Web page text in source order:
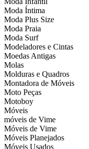
Moda Íntima
Moda Plus Size
Moda Praia
Moda Surf
Modeladores e Cintas
Moedas Antigas
Molas
Molduras e Quadros
Montadora de Móveis
Moto Peças
Motoboy
Móveis
móveis de Vime
Móveis de Vime
Móveis Planejados
Móveis Usados